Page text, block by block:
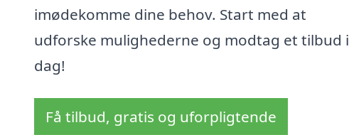
imødekomme dine behov. Start med at
udforske mulighederne og modtag et tilbud i
dag!
Få tilbud, gratis og uforpligtende